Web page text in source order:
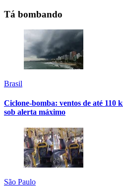
Tá bombando
Brasil
Ciclone-bomba: ventos de até 110
sob alerta máximo
São Paulo